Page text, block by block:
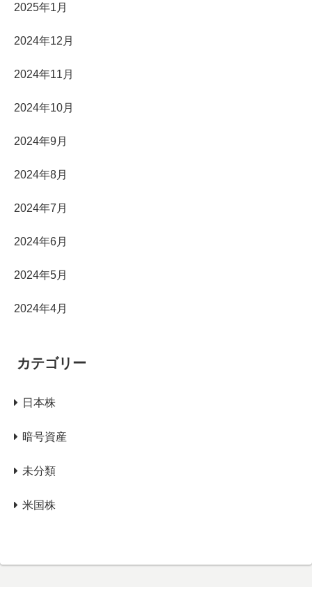
2025年1月
2024年12月
2024年11月
2024年10月
2024年9月
2024年8月
2024年7月
2024年6月
2024年5月
2024年4月
カテゴリー
日本株
暗号資産
未分類
米国株